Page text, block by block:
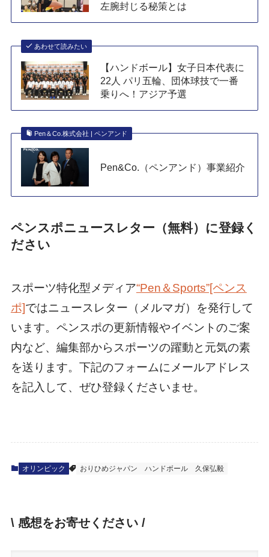
左腕封じる秘策とは
あわせて読みたい
【ハンドボール】女子日本代表に
22人 パリ五輪、団体球技で一番
乗りへ！アジア予選
Pen＆Co.株式会社 | ペンアンド
Pen&Co.（ペンアンド）事業紹介
ペンスポニュースレター（無料）に登録く
ださい
スポーツ特化型メディア“Pen＆Sports”[ペンス
ポ]ではニュースレター（メルマガ）を発行して
います。ペンスポの更新情報やイベントのご案
内など、編集部からスポーツの躍動と元気の素
を送ります。下記のフォームにメールアドレス
を記入して、ぜひ登録くださいませ。
オリンピック おりひめジャパン ハンドボール 久保弘毅
\ 感想をお寄せください /